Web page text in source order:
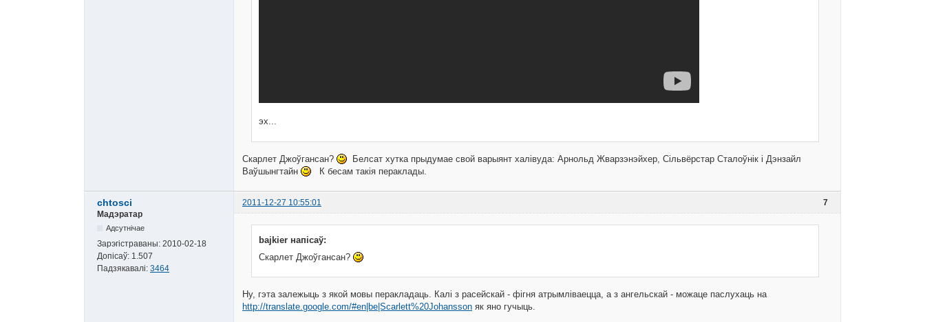
эх...
Скарлет Джоўгансан?
Белсат хутка прыдумае свой варыянт халівуда: Арнольд Жварзэнэйхер, Сільвёрстар Сталоўнік і Дэнзайл
Ваўшынгтайн
К бесам такія пераклады.
7
chtosci
2011-12-27 10:55:01
Мадэратар
Адсутнічае
Зарэгістраваны: 2010-02-18
Допісаў: 1.507
Падзякавалі: 3464
bajkier напісаў:
Скарлет Джоўгансан?
Ну, гэта залежыць з якой мовы перакладаць. Калі з расейскай - фігня атрымліваецца, а з ангельскай - можаце паслухаць на
http://translate.google.com/#en|be|Scarlett%20Johansson як яно гучыць.